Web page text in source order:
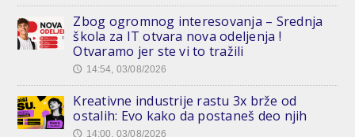
Zbog ogromnog interesovanja – Srednja
škola za IT otvara nova odeljenja !
Otvaramo jer ste vi to tražili
🕔 14:54, 03/08/2026
Kreativne industrije rastu 3x brže od
ostalih: Evo kako da postaneš deo njih
🕔 14:00, 03/08/2026